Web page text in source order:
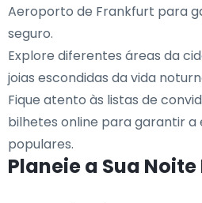
Aeroporto de Frankfurt para
seguro.
Explore diferentes áreas da
joias escondidas da vida
Fique atento às listas de
bilhetes online para garantir
populares.
Planeie a Sua Noite